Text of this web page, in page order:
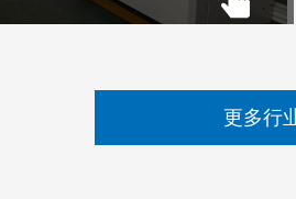
更多行